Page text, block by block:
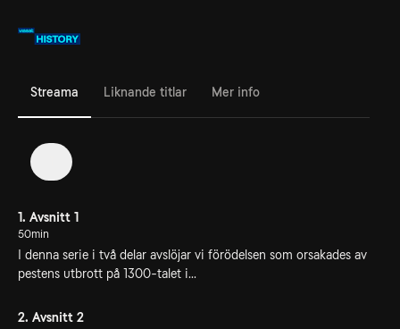
Streama Liknande titlar Mer info
1. Avsnitt 1
50min
I denna serie i två delar avslöjar vi förödelsen som orsakades av
pestens utbrott på 1300-talet i...
2. Avsnitt 2